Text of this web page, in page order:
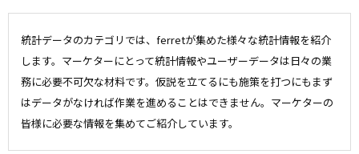
統計データのカテゴリでは、ferretが集めた様々な統計情報を紹介
します。マーケターにとって統計情報やユーザーデータは日々の業
務に必要不可欠な材料です。仮説を立てるにも施策を打つにもまず
はデータがなければ作業を進めることはできません。マーケターの
皆様に必要な情報を集めてご紹介しています。